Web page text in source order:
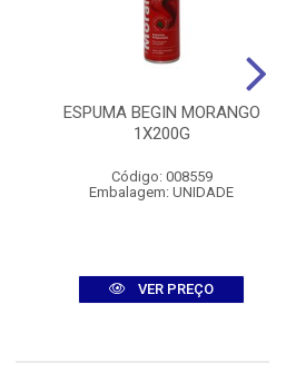
ESPUMA BEGIN MORANGO
1X200G
Código: 008559
Embalagem: UNIDADE
VER PREÇO